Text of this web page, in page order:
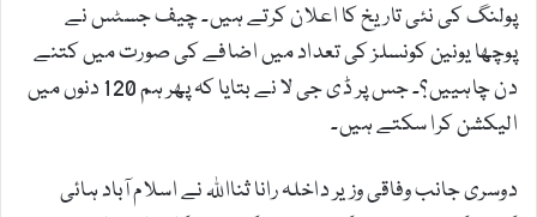
پولنگ کی نئی تاریخ کا اعلان کرتے ہیں۔ چیف جسٹس نے
پوچھا یونین کونسلز کی تعداد میں اضافے کی صورت میں کتنے
دن چاہییں؟۔ جس پر ڈی جی لا نے بتایا کہ پھر ہم 120 دنوں میں
الیکشن کرا سکتے ہیں۔
دوسری جانب وفاقی وزیر داخلہ رانا ثنااللہ نے اسلام آباد ہائی